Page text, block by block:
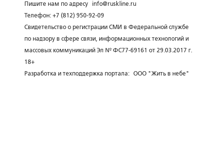
Пишите нам по адресу
info@ruskline.ru
Телефон: +7 (812) 950-92-09
Свидетельство о регистрации СМИ в Федеральной службе
по надзору в сфере связи, информационных технологий и
массовых коммуникаций Эл № ФС77-69161 от 29.03.2017 г.
18+
Разработка и техподдержка портала: ООО "Жить в небе"